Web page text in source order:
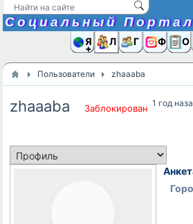
Социальный Портал
Я иЛюди
Пользователи zhaaaba
zhaaaba Заблокирован 1 год